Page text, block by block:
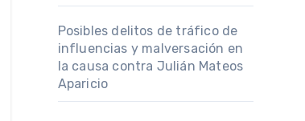
Posibles delitos de tráfico de
influencias y malversación en
la causa contra Julián Mateos
Aparicio